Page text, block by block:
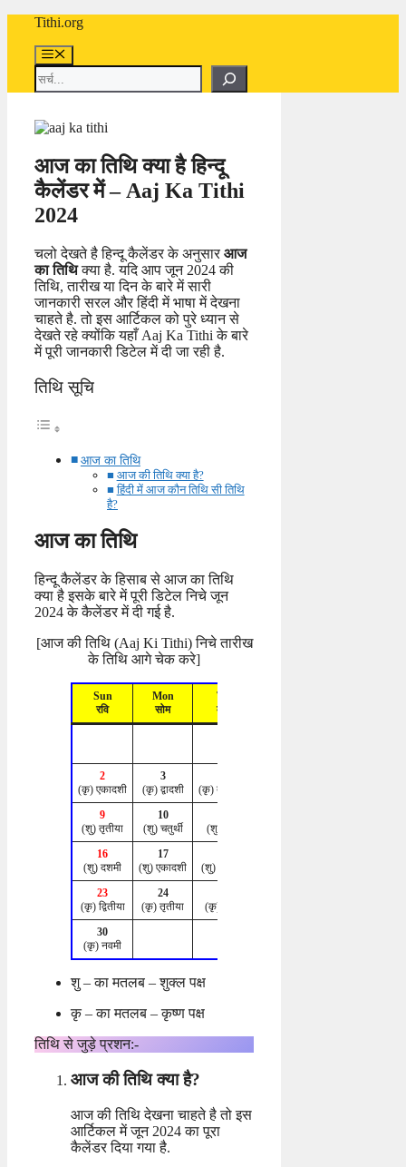
content
Tithi.org
Menu
Search
आज का तिथि क्या है हिन्दू
कैलेंडर में – Aaj Ka Tithi
2024
चलो देखते है हिन्दू कैलेंडर के अनुसार आज
का तिथिक्या है. यदि आप जून 2024 की
तिथि, तारीख या दिन के बारे में सारी
जानकारी सरल और हिंदी में भाषा में देखना
चाहते है. तो इस आर्टिकल को पुरे ध्यान से
देखते रहे क्योंकि यहाँ Aaj Ka Tithi के बारे
में पूरी जानकारी डिटेल में दी जा रही है.
तिथि सूचि
आज का तिथि
आज की तिथि क्या है?
हिंदी में आज कौन तिथि सी तिथि
है?
आज का तिथि
हिन्दू कैलेंडर के हिसाब से आज का तिथि
क्या है इसके बारे में पूरी डिटेल निचे जून
2024 के कैलेंडर में दी गई है.
[आज की तिथि (Aaj Ki Tithi) निचे तारीख
के तिथि आगे चेक करे]
Sun
रवि
Mon
सोम
Tue
मंगल
2
(कृ) एकादशी
3
(कृ) द्वादशी
(कृ) त्रयोदशी
9
(शु) तृतीया
10
(शु) चतुर्थी
(शु) पंचमी
16
(शु) दशमी
17
(शु) एकादशी
(शु) एकादशी
23
(कृ) द्वितीया
24
(कृ) तृतीया
(कृ) चतुर्थी
30
(कृ) नवमी
शु – का मतलब – शुक्ल पक्ष
कृ – का मतलब – कृष्ण पक्ष
तिथि से जुड़े प्रशन:-
आज की तिथि क्या है?
आज की तिथि देखना चाहते है तो इस
आर्टिकल में जून 2024 का पूरा
कैलेंडर दिया गया है.